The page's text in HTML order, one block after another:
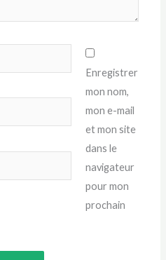
Enregistrer
mon nom,
mon e-mail
et mon site
dans le
navigateur
pour mon
prochain